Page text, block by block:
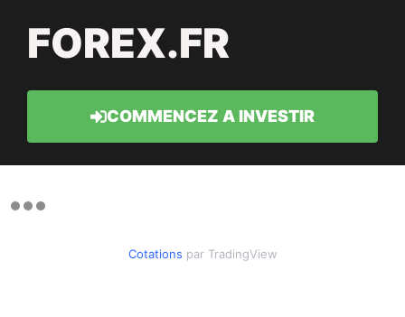
FOREX.FR
COMMENCEZ A INVESTIR
Cotations par TradingView